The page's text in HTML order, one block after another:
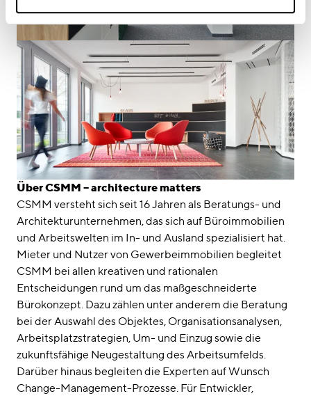
Über CSMM – architecture matters
CSMM versteht sich seit 16 Jahren als Beratungs- und
Architekturunternehmen, das sich auf Büroimmobilien
und Arbeitswelten im In- und Ausland spezialisiert hat.
Mieter und Nutzer von Gewerbeimmobilien begleitet
CSMM bei allen kreativen und rationalen
Entscheidungen rund um das maßgeschneiderte
Bürokonzept. Dazu zählen unter anderem die Beratung
bei der Auswahl des Objektes, Organisationsanalysen,
Arbeitsplatzstrategien, Um- und Einzug sowie die
zukunftsfähige Neugestaltung des Arbeitsumfelds.
Darüber hinaus begleiten die Experten auf Wunsch
Change-Management-Prozesse. Für Entwickler,